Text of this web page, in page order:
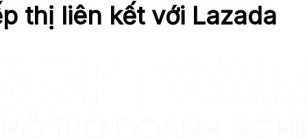
thị liên kết với Lazada